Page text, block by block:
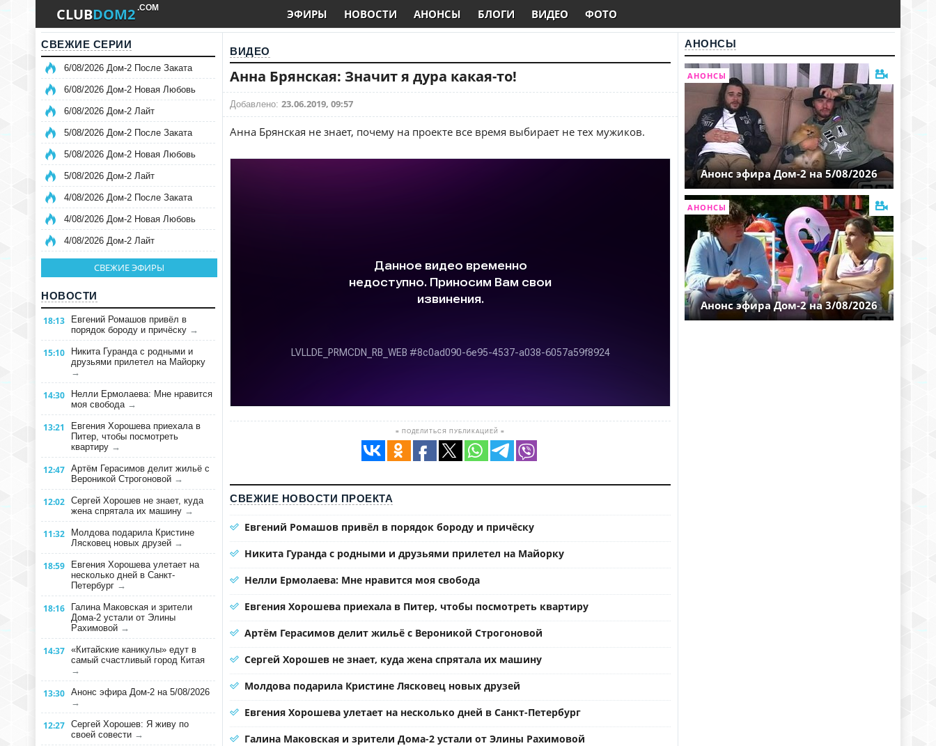
CLUBDOM2 .COM ЭФИРЫ НОВОСТИ АНОНСЫ БЛОГИ ВИДЕО ФОТО
СВЕЖИЕ СЕРИИ
6/08/2026 Дом-2 После Заката
6/08/2026 Дом-2 Новая Любовь
6/08/2026 Дом-2 Лайт
5/08/2026 Дом-2 После Заката
5/08/2026 Дом-2 Новая Любовь
5/08/2026 Дом-2 Лайт
4/08/2026 Дом-2 После Заката
4/08/2026 Дом-2 Новая Любовь
4/08/2026 Дом-2 Лайт
СВЕЖИЕ ЭФИРЫ
НОВОСТИ
18:13
Евгений Ромашов привёл в
порядок бороду и причёску →
15:10
Никита Гуранда с родными и
друзьями прилетел на Майорку
→
14:30
Нелли Ермолаева: Мне нравится
моя свобода →
13:21
Евгения Хорошева приехала в
Питер, чтобы посмотреть
квартиру →
12:47 Артём Герасимов делит жильё с
Вероникой Строгоновой →
12:02 Сергей Хорошев не знает, куда
жена спрятала их машину →
11:32
Молдова подарила Кристине
Лясковец новых друзей →
18:59
Евгения Хорошева улетает на
несколько дней в Санкт-
Петербург →
18:16
Галина Маковская и зрители
Дома-2 устали от Элины
Рахимовой →
14:37 «Китайские каникулы» едут в
самый счастливый город Китая
→
13:30 Анонс эфира Дом-2 на 5/08/2026
→
12:27 Сергей Хорошев: Я живу по
своей совести →
ВИДЕО
Анна Брянская: Значит я дура какая-то!
Добавлено: 23.06.2019, 09:57
Анна Брянская не знает, почему на проекте все время выбирает не тех мужиков.
≡ ПОДЕЛИТЬСЯ ПУБЛИКАЦИЕЙ ≡
СВЕЖИЕ НОВОСТИ ПРОЕКТА
Евгений Ромашов привёл в порядок бороду и причёску
Никита Гуранда с родными и друзьями прилетел на Майорку
Нелли Ермолаева: Мне нравится моя свобода
Евгения Хорошева приехала в Питер, чтобы посмотреть квартиру
Артём Герасимов делит жильё с Вероникой Строгоновой
Сергей Хорошев не знает, куда жена спрятала их машину
Молдова подарила Кристине Лясковец новых друзей
Евгения Хорошева улетает на несколько дней в Санкт-Петербург
Галина Маковская и зрители Дома-2 устали от Элины Рахимовой
АНОНСЫ
АНОНСЫ
Анонс эфира Дом-2 на 5/08/2026
АНОНСЫ
Анонс эфира Дом-2 на 3/08/2026